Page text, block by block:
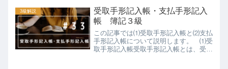
通預金口座です。普通預金口座に現金を
預け入れたり、引き出したと...
3級解説
受取手形記入帳・支払手形記入
帳 簿記３級
この記事では⑴受取手形記入帳と⑵支払
手形記入帳について説明します。 ⑴受
取手形記入帳受取手形記入帳とは、受取